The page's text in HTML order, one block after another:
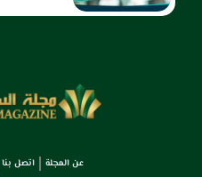
عن المجلة اتصل بنا